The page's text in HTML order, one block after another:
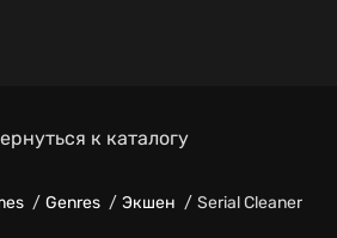
к каталогу
Genres Экшен Serial Cleaner